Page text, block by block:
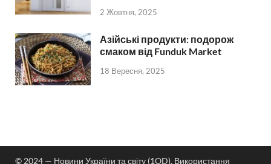
2 Жовтня, 2025
Азійські продукти: подорож
смаком від Funduk Market
18 Вересня, 2025
© 2024 — Новини України та світу (1OD). Використання